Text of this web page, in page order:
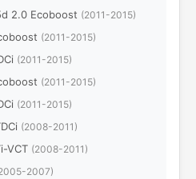
2.0 Ecoboost (2011-2015)
(2011-2015)
(2011-2015)
(2011-2015)
(2011-2015)
(2008-2011)
VCT (2008-2011)
2007)